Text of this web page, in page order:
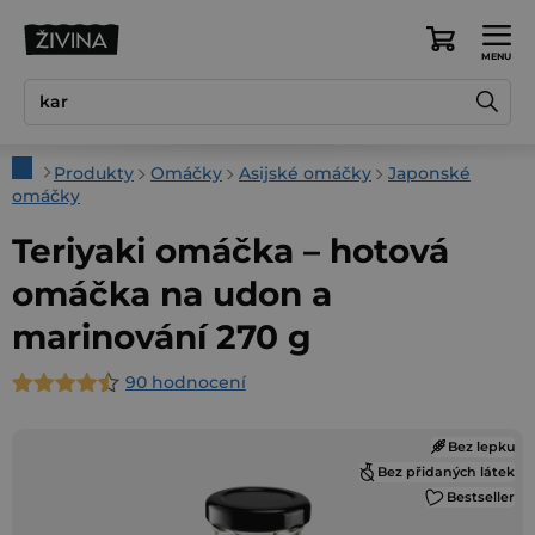
Nákupní
DomůProdukty Omáčky Asijské omáčky
Japonské
omáčky
Teriyaki omáčka – hotová
omáčka na udon a
marinování 270 g
Průměrné
90 hodnocení
Bez lepku
Bez přidaných látek
Bestseller